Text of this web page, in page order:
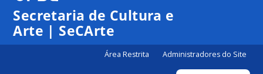
Secretaria de Cultura e
Arte | SeCArte
Área Restrita Administradores do Site
1:00